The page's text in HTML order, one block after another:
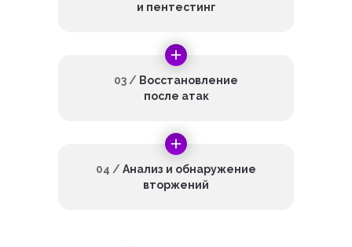
04 / Анализ и обнаружение
вторжений
03 / Восстановление
после атак
и пентестинг